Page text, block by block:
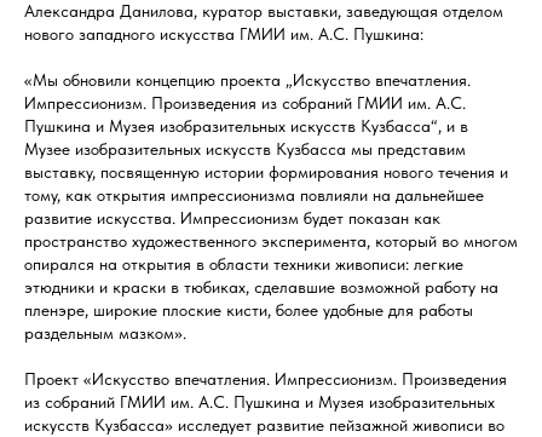
Александра Данилова, куратор выставки, заведующая отделом
нового западного искусства ГМИИ им. А.С. Пушкина:
«Мы обновили концепцию проекта „Искусство впечатления.
Импрессионизм. Произведения из собраний ГМИИ им. А.С.
Пушкина и Музея изобразительных искусств Кузбасса“, и в
Музее изобразительных искусств Кузбасса мы представим
выставку, посвященную истории формирования нового течения и
тому, как открытия импрессионизма повлияли на дальнейшее
развитие искусства. Импрессионизм будет показан как
пространство художественного эксперимента, который во многом
опирался на открытия в области техники живописи: легкие
этюдники и краски в тюбиках, сделавшие возможной работу на
пленэре, широкие плоские кисти, более удобные для работы
раздельным мазком».
Проект «Искусство впечатления. Импрессионизм. Произведения
из собраний ГМИИ им. А.С. Пушкина и Музея изобразительных
искусств Кузбасса» исследует развитие пейзажной живописи во